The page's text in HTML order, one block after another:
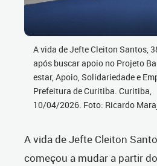
A vida de Jefte Cleiton Santos,
após buscar apoio no Projeto
estar, Apoio, Solidariedade e
Prefeitura de Curitiba. Curitiba,
10/04/2026. Foto: Ricardo
A vida de Jefte Cleiton
começou a mudar a partir